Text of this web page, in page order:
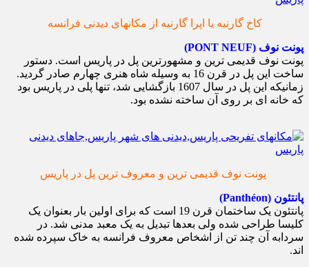
کاخ گارنیه یا اپرا گارنیه از مکانهای دیدنی فرانسه
پونت نوف (PONT NEUF)
پونت نوف قدیمی ترین و مشهورترین پل در پاریس است. دستور
ساخت این پل در قرن 16 به وسیله شاه هنری چهارم صادر گردید.
زمانیکه این پل در سال 1607 بازگشایی شد، تنها پلی در پاریس بود
که خانه ای بر روی آن ساخته نشده بود.
پونت نوف قدیمی ترین و معروف ترین پل در پاریس
پانتئون (Panthéon)
پانتئون یک ساختمان قرن 19 است که برای اولین بار بعنوان یک
کلیسا طراحی شده ولی بعدها تبدیل به یک معبد مدنی شد. در
سردابه آن چند تن از اشخاص معروف فرانسه به خاک سپرده شده
اند.